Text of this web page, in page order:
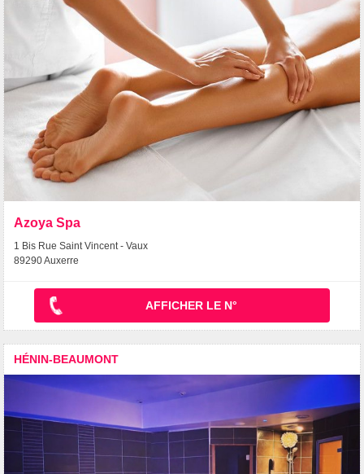
Azoya Spa
1 Bis Rue Saint Vincent - Vaux
89290 Auxerre
AFFICHER LE N°
HÉNIN-BEAUMONT